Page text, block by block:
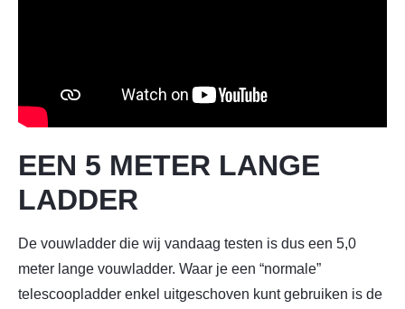
EEN 5 METER LANGE
LADDER
De vouwladder die wij vandaag testen is dus een 5,0
meter lange vouwladder. Waar je een “normale”
telescoopladder enkel uitgeschoven kunt gebruiken is de